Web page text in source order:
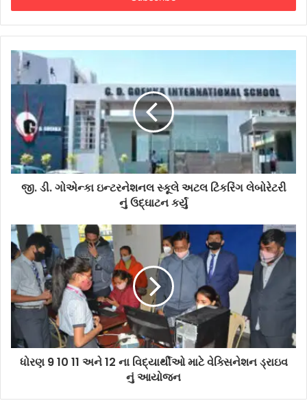
જી. ડી. ગોએન્કા ઇન્ટરનેશનલ સ્કૂલે અટલ ટિંકરિંગ લેબોરેટરી
નું ઉદ્ઘાટન કર્યું
ધોરણ 9 10 11 અને 12 ના વિદ્યાર્થીઓ માટે વેક્સિનેશન ડ્રાઇવ
નું આયોજન